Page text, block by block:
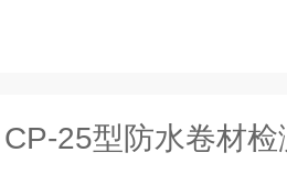
CP-25型防水卷材